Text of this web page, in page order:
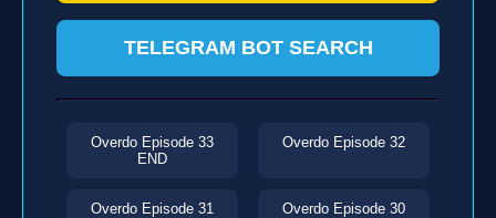
TELEGRAM BOT SEARCH
Overdo Episode 33
END
Overdo Episode 32
Overdo Episode 31 Overdo Episode 30